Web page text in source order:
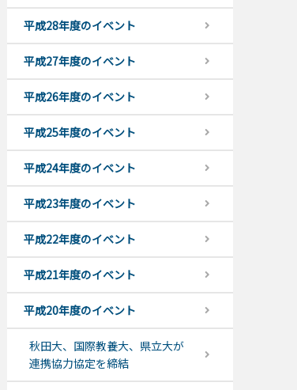
平成28年度のイベント
平成27年度のイベント
平成26年度のイベント
平成25年度のイベント
平成24年度のイベント
平成23年度のイベント
平成22年度のイベント
平成21年度のイベント
平成20年度のイベント
秋田大、国際教養大、県立大が
連携協力協定を締結